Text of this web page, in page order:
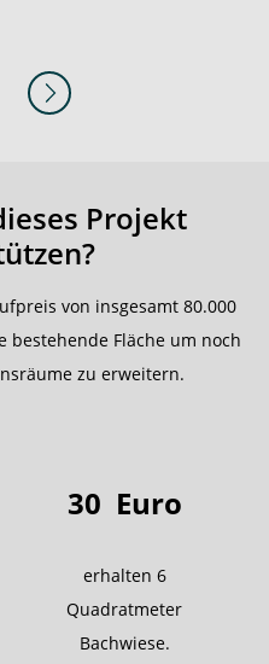
Projekt
von insgesamt 80.000
Fläche um noch
zu erweitern.
30 Euro
erhalten 6
Quadratmeter
Bachwiese.